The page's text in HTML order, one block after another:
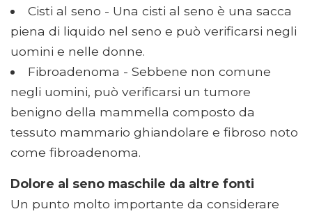
Cisti al seno - Una cisti al seno è una sacca
piena di liquido nel seno e può verificarsi negli
uomini e nelle donne.
Fibroadenoma - Sebbene non comune
negli uomini, può verificarsi un tumore
benigno della mammella composto da
tessuto mammario ghiandolare e fibroso noto
come fibroadenoma.
Dolore al seno maschile da altre fonti
Un punto molto importante da considerare